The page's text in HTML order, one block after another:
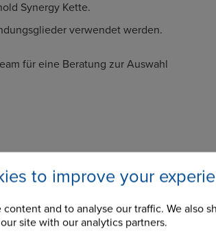
to improve your
and to analyse our traffic. We also
site with our analytics partners.
Synergy Kette.
verwendet werden.
für eine Beratung zur Auswahl